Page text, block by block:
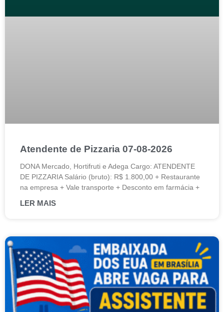
Atendente de Pizzaria 07-08-2026
DONA Mercado, Hortifruti e Adega Cargo: ATENDENTE
DE PIZZARIA Salário (bruto): R$ 1.800,00 + Restaurante
na empresa + Vale transporte + Desconto em farmácia +
LER MAIS